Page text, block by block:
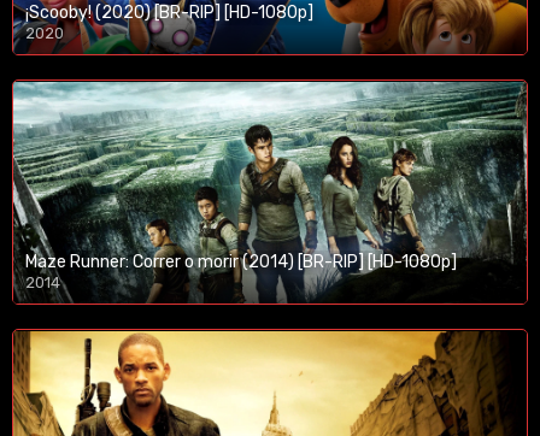
¡Scooby! (2020) [BR-RIP] [HD-1080p]
2020
1080p/720p
Maze Runner: Correr o morir (2014) [BR-RIP] [HD-1080p]
2014
1080p/720p